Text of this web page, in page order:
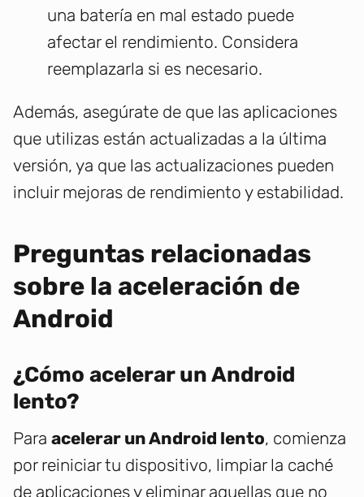
una batería en mal estado puede
afectar el rendimiento. Considera
reemplazarla si es necesario.
Además, asegúrate de que las aplicaciones
que utilizas están actualizadas a la última
versión, ya que las actualizaciones pueden
incluir mejoras de rendimiento y estabilidad.
Preguntas relacionadas
sobre la aceleración de
Android
¿Cómo acelerar un Android
lento?
Para acelerar un Android lento, comienza
por reiniciar tu dispositivo, limpiar la caché
de aplicaciones y eliminar aquellas que no